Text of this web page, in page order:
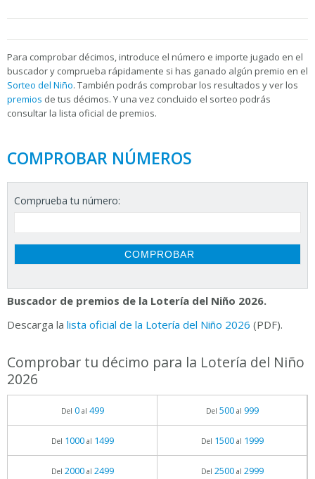
Para comprobar décimos, introduce el número e importe jugado en el
buscador y comprueba rápidamente si has ganado algún premio en el
Sorteo del Niño. También podrás comprobar los resultados y ver los
premios de tus décimos. Y una vez concluido el sorteo podrás
consultar la lista oficial de premios.
COMPROBAR NÚMEROS
Comprueba tu número:
Buscador de premios de la Lotería del Niño 2026.
Descarga la lista oficial de la Lotería del Niño 2026 (PDF).
Comprobar tu décimo para la Lotería del Niño
2026
Del 0al 499 Del 500al 999
Del 1000al 1499 Del 1500al 1999
Del 2000al 2499 Del 2500al 2999